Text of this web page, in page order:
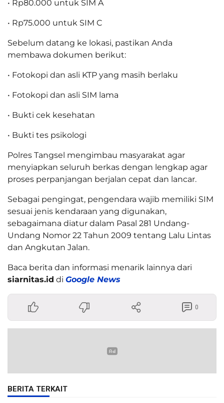
• Rp80.000 untuk SIM A
• Rp75.000 untuk SIM C
Sebelum datang ke lokasi, pastikan Anda
membawa dokumen berikut:
• Fotokopi dan asli KTP yang masih berlaku
• Fotokopi dan asli SIM lama
• Bukti cek kesehatan
• Bukti tes psikologi
Polres Tangsel mengimbau masyarakat agar
menyiapkan seluruh berkas dengan lengkap agar
proses perpanjangan berjalan cepat dan lancar.
Sebagai pengingat, pengendara wajib memiliki SIM
sesuai jenis kendaraan yang digunakan,
sebagaimana diatur dalam Pasal 281 Undang-
Undang Nomor 22 Tahun 2009 tentang Lalu Lintas
dan Angkutan Jalan.
Baca berita dan informasi menarik lainnya dari
siarnitas.id di Google News
0
BERITA TERKAIT